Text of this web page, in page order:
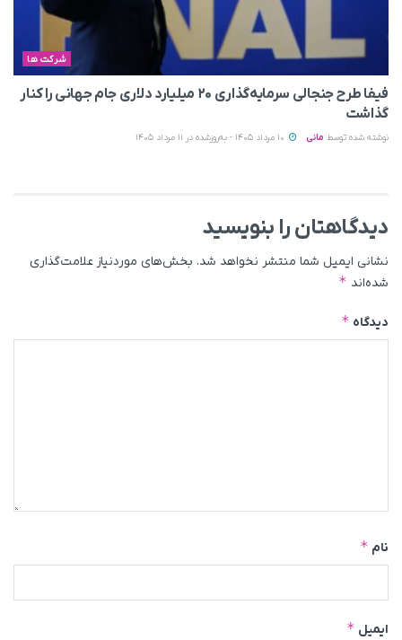
شرکت ها
فیفا طرح جنجالی سرمایه‌گذاری ۲۰ میلیارد دلاری جام جهانی را کنار
گذاشت
نوشته شده توسط مانی
دیدگاهتان را بنویسید
نشانی ایمیل شما منتشر نخواهد شد. بخش‌های موردنیاز علامت‌گذاری
شده‌اند *
دیدگاه *
نام *
ایمیل *